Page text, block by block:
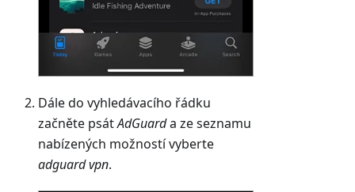
Dále do vyhledávacího řádku
začněte psátAdGuarda ze seznamu
nabízených možností vyberte
adguard vpn.